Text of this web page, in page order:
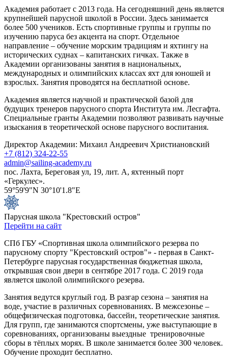
Академия работает с 2013 года. На сегодняшний день является
крупнейшей парусной школой в России. Здесь занимается
более 500 учеников. Есть спортивные группы и группы по
изучению паруса без акцента на спорт. Отдельное
направление – обучение морским традициям и яхтингу на
исторических суднах – капитанских гичках. Также в
Академии организованы занятия в национальных,
международных и олимпийских классах яхт для юношей и
взрослых. Занятия проводятся на бесплатной основе.
Академия является научной и практической базой для
будущих тренеров парусного спорта Института им. Лесгафта.
Специальные гранты Академии позволяют развивать научные
изыскания в теоретической основе парусного воспитания.
Директор Академии: Михаил Андреевич Христиановский
+7 (812) 324-22-55
admin@sailing-academy.ru
пос. Лахта, Береговая ул, 19, лит. А, яхтенный порт
«Геркулес».
59°59'9"N 30°10'1.8"E
Парусная школа "Крестовский остров"
Перейти на сайт
СПб ГБУ «Спортивная школа олимпийского резерва по
парусному спорту "Крестовский остров"» - первая в Санкт-
Петербурге парусная государственная бюджетная школа,
открывшая свои двери в сентябре 2017 года. С 2019 года
является школой олимпийского резерва.
Занятия ведутся круглый год. В разгар сезона – занятия на
воде, участие в различных соревнованиях. В межсезонье –
общефизическая подготовка, бассейн, теоретические занятия.
Для групп, где занимаются спортсмены, уже выступающие в
соревнованиях, организованы выездные тренировочные
сборы в тёплых морях. В школе занимается более 300 человек.
Обучение проходит бесплатно.